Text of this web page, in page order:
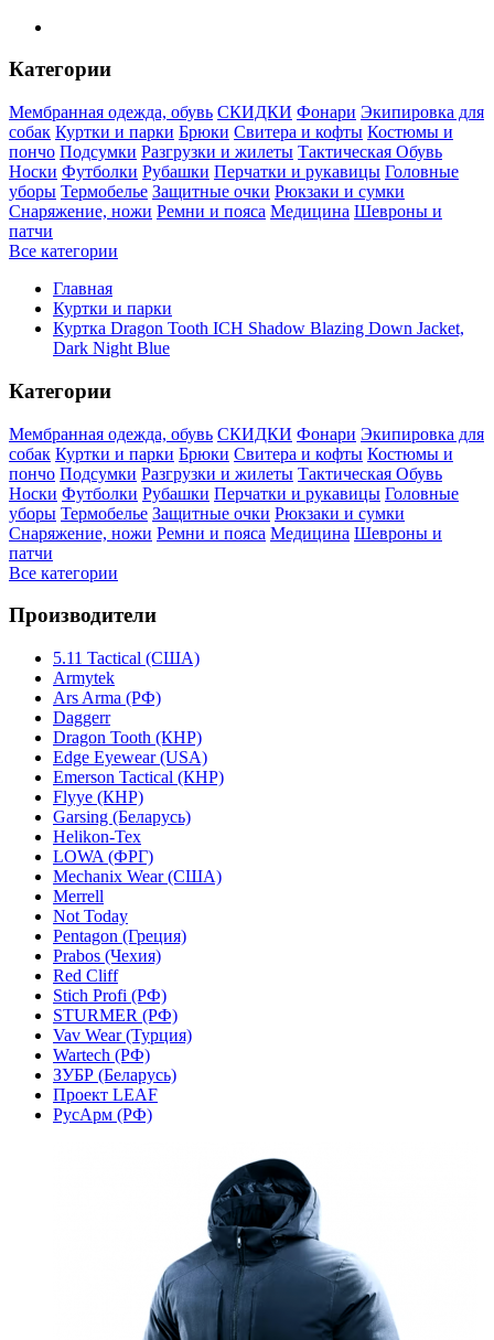
Категории
Мембранная одежда, обувь СКИДКИ Фонари Экипировка для
собак Куртки и парки Брюки Свитера и кофты Костюмы и
пончо Подсумки Разгрузки и жилеты Тактическая Обувь
Носки Футболки Рубашки Перчатки и рукавицы Головные
уборы Термобелье Защитные очки Рюкзаки и сумки
Снаряжение, ножи Ремни и пояса Медицина Шевроны и
патчи
Все категории
Главная
Куртки и парки
Куртка Dragon Tooth ICH Shadow Blazing Down Jacket,
Dark Night Blue
Категории
Мембранная одежда, обувь СКИДКИ Фонари Экипировка для
собак Куртки и парки Брюки Свитера и кофты Костюмы и
пончо Подсумки Разгрузки и жилеты Тактическая Обувь
Носки Футболки Рубашки Перчатки и рукавицы Головные
уборы Термобелье Защитные очки Рюкзаки и сумки
Снаряжение, ножи Ремни и пояса Медицина Шевроны и
патчи
Все категории
Производители
5.11 Tactical (США)
Armytek
Ars Arma (РФ)
Daggerr
Dragon Tooth (КНР)
Edge Eyewear (USA)
Emerson Tactical (КНР)
Flyye (КНР)
Garsing (Беларусь)
Helikon-Tex
LOWA (ФРГ)
Mechanix Wear (США)
Merrell
Not Today
Pentagon (Греция)
Prabos (Чехия)
Red Cliff
Stich Profi (РФ)
STURMER (РФ)
Vav Wear (Турция)
Wartech (РФ)
ЗУБР (Беларусь)
Проект LEAF
РусАрм (РФ)